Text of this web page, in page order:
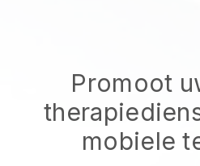
Promoot
mobiele